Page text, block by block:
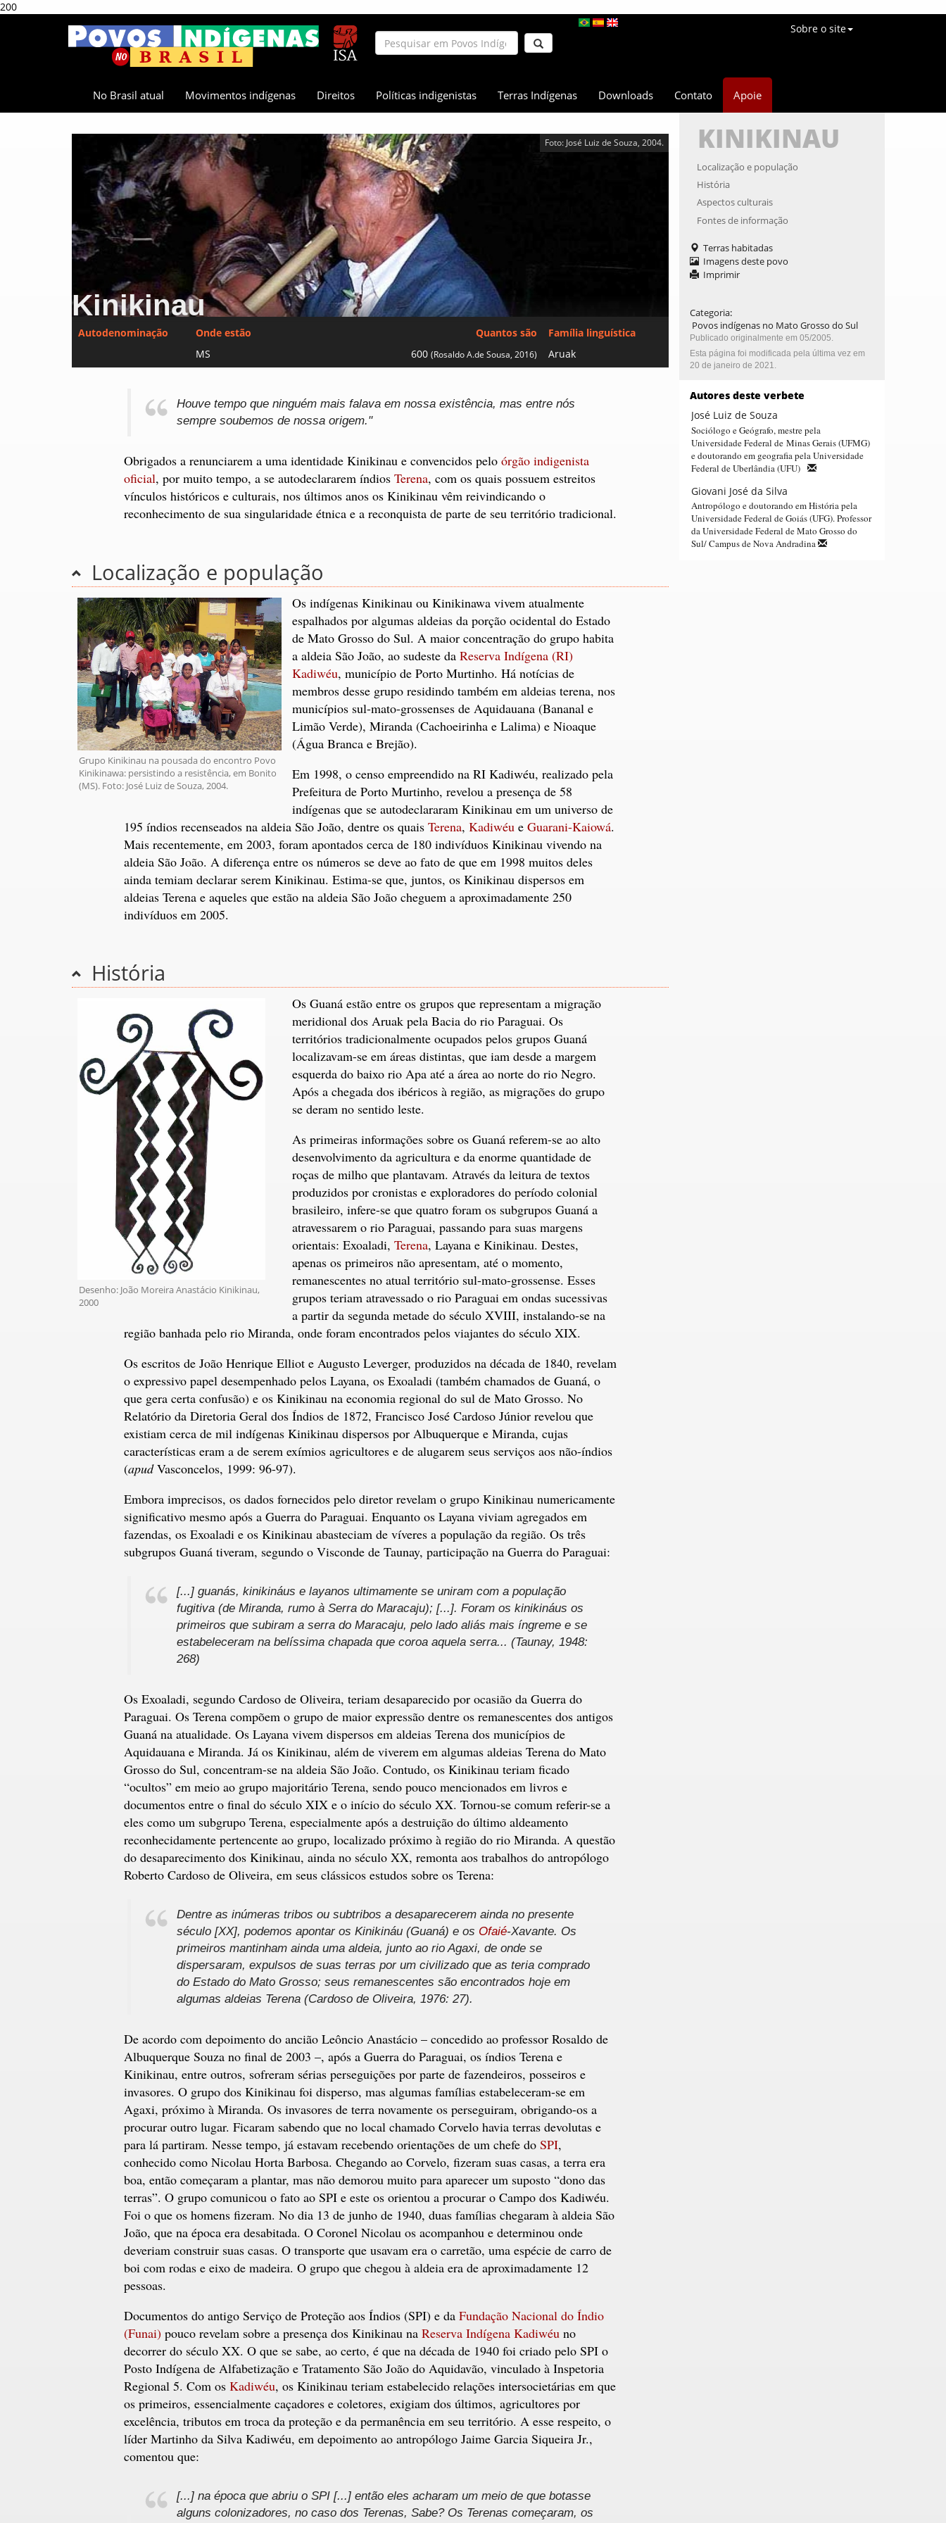
200
Sobre o site
No Brasil atual Movimentos indígenas Direitos Políticas indigenistas Terras Indígenas Downloads Contato Apoie
Foto: José Luiz de Souza, 2004.
Kinikinau
Autodenominação Onde estão
Quantos são
MS
600(Rosaldo A.de Sousa, 2016)
Família linguística
Aruak
Houve tempo que ninguém mais falava em nossa existência, mas entre nós
sempre soubemos de nossa origem."
Obrigados a renunciarem a uma identidade Kinikinau e convencidos pelo órgão indigenista
oficial, por muito tempo, a se autodeclararem índios Terena, com os quais possuem estreitos
vínculos históricos e culturais, nos últimos anos os Kinikinau vêm reivindicando o
reconhecimento de sua singularidade étnica e a reconquista de parte de seu território tradicional.
Localização e população
Grupo Kinikinau na pousada do encontro Povo
Kinikinawa: persistindo a resistência, em Bonito
(MS). Foto: José Luiz de Souza, 2004.
Os indígenas Kinikinau ou Kinikinawa vivem atualmente
espalhados por algumas aldeias da porção ocidental do Estado
de Mato Grosso do Sul. A maior concentração do grupo habita
a aldeia São João, ao sudeste da Reserva Indígena (RI)
Kadiwéu, município de Porto Murtinho. Há notícias de
membros desse grupo residindo também em aldeias terena, nos
municípios sul-mato-grossenses de Aquidauana (Bananal e
Limão Verde), Miranda (Cachoeirinha e Lalima) e Nioaque
(Água Branca e Brejão).
Em 1998, o censo empreendido na RI Kadiwéu, realizado pela
Prefeitura de Porto Murtinho, revelou a presença de 58
indígenas que se autodeclararam Kinikinau em um universo de
195 índios recenseados na aldeia São João, dentre os quais Terena, Kadiwéu e Guarani-Kaiowá.
Mais recentemente, em 2003, foram apontados cerca de 180 indivíduos Kinikinau vivendo na
aldeia São João. A diferença entre os números se deve ao fato de que em 1998 muitos deles
ainda temiam declarar serem Kinikinau. Estima-se que, juntos, os Kinikinau dispersos em
aldeias Terena e aqueles que estão na aldeia São João cheguem a aproximadamente 250
indivíduos em 2005.
História
Desenho: João Moreira Anastácio Kinikinau,
2000
Os Guaná estão entre os grupos que representam a migração
meridional dos Aruak pela Bacia do rio Paraguai. Os
territórios tradicionalmente ocupados pelos grupos Guaná
localizavam-se em áreas distintas, que iam desde a margem
esquerda do baixo rio Apa até a área ao norte do rio Negro.
Após a chegada dos ibéricos à região, as migrações do grupo
se deram no sentido leste.
As primeiras informações sobre os Guaná referem-se ao alto
desenvolvimento da agricultura e da enorme quantidade de
roças de milho que plantavam. Através da leitura de textos
produzidos por cronistas e exploradores do período colonial
brasileiro, infere-se que quatro foram os subgrupos Guaná a
atravessarem o rio Paraguai, passando para suas margens
orientais: Exoaladi, Terena, Layana e Kinikinau. Destes,
apenas os primeiros não apresentam, até o momento,
remanescentes no atual território sul-mato-grossense. Esses
grupos teriam atravessado o rio Paraguai em ondas sucessivas
a partir da segunda metade do século XVIII, instalando-se na
região banhada pelo rio Miranda, onde foram encontrados pelos viajantes do século XIX.
Os escritos de João Henrique Elliot e Augusto Leverger, produzidos na década de 1840, revelam
o expressivo papel desempenhado pelos Layana, os Exoaladi (também chamados de Guaná, o
que gera certa confusão) e os Kinikinau na economia regional do sul de Mato Grosso. No
Relatório da Diretoria Geral dos Índios de 1872, Francisco José Cardoso Júnior revelou que
existiam cerca de mil indígenas Kinikinau dispersos por Albuquerque e Miranda, cujas
características eram a de serem exímios agricultores e de alugarem seus serviços aos não-índios
(apudVasconcelos, 1999: 96-97).
Embora imprecisos, os dados fornecidos pelo diretor revelam o grupo Kinikinau numericamente
significativo mesmo após a Guerra do Paraguai. Enquanto os Layana viviam agregados em
fazendas, os Exoaladi e os Kinikinau abasteciam de víveres a população da região. Os três
subgrupos Guaná tiveram, segundo o Visconde de Taunay, participação na Guerra do Paraguai:
[...] guanás, kinikináus e layanos ultimamente se uniram com a população
fugitiva (de Miranda, rumo à Serra do Maracaju); [...]. Foram os kinikináus os
primeiros que subiram a serra do Maracaju, pelo lado aliás mais íngreme e se
estabeleceram na belíssima chapada que coroa aquela serra... (Taunay, 1948:
268)
Os Exoaladi, segundo Cardoso de Oliveira, teriam desaparecido por ocasião da Guerra do
Paraguai. Os Terena compõem o grupo de maior expressão dentre os remanescentes dos antigos
Guaná na atualidade. Os Layana vivem dispersos em aldeias Terena dos municípios de
Aquidauana e Miranda. Já os Kinikinau, além de viverem em algumas aldeias Terena do Mato
Grosso do Sul, concentram-se na aldeia São João. Contudo, os Kinikinau teriam ficado
“ocultos” em meio ao grupo majoritário Terena, sendo pouco mencionados em livros e
documentos entre o final do século XIX e o início do século XX. Tornou-se comum referir-se a
eles como um subgrupo Terena, especialmente após a destruição do último aldeamento
reconhecidamente pertencente ao grupo, localizado próximo à região do rio Miranda. A questão
do desaparecimento dos Kinikinau, ainda no século XX, remonta aos trabalhos do antropólogo
Roberto Cardoso de Oliveira, em seus clássicos estudos sobre os Terena:
Dentre as inúmeras tribos ou subtribos a desaparecerem ainda no presente
século [XX], podemos apontar os Kinikináu (Guaná) e os Ofaié-Xavante. Os
primeiros mantinham ainda uma aldeia, junto ao rio Agaxi, de onde se
dispersaram, expulsos de suas terras por um civilizado que as teria comprado
do Estado do Mato Grosso; seus remanescentes são encontrados hoje em
algumas aldeias Terena (Cardoso de Oliveira, 1976: 27).
De acordo com depoimento do ancião Leôncio Anastácio – concedido ao professor Rosaldo de
Albuquerque Souza no final de 2003 –, após a Guerra do Paraguai, os índios Terena e
Kinikinau, entre outros, sofreram sérias perseguições por parte de fazendeiros, posseiros e
invasores. O grupo dos Kinikinau foi disperso, mas algumas famílias estabeleceram-se em
Agaxi, próximo à Miranda. Os invasores de terra novamente os perseguiram, obrigando-os a
procurar outro lugar. Ficaram sabendo que no local chamado Corvelo havia terras devolutas e
para lá partiram. Nesse tempo, já estavam recebendo orientações de um chefe do SPI,
conhecido como Nicolau Horta Barbosa. Chegando ao Corvelo, fizeram suas casas, a terra era
boa, então começaram a plantar, mas não demorou muito para aparecer um suposto “dono das
terras”. O grupo comunicou o fato ao SPI e este os orientou a procurar o Campo dos Kadiwéu.
Foi o que os homens fizeram. No dia 13 de junho de 1940, duas famílias chegaram à aldeia São
João, que na época era desabitada. O Coronel Nicolau os acompanhou e determinou onde
deveriam construir suas casas. O transporte que usavam era o carretão, uma espécie de carro de
boi com rodas e eixo de madeira. O grupo que chegou à aldeia era de aproximadamente 12
pessoas.
Documentos do antigo Serviço de Proteção aos Índios (SPI) e da Fundação Nacional do Índio
(Funai) pouco revelam sobre a presença dos Kinikinau na Reserva Indígena Kadiwéuno
decorrer do século XX. O que se sabe, ao certo, é que na década de 1940 foi criado pelo SPI o
Posto Indígena de Alfabetização e Tratamento São João do Aquidavão, vinculado à Inspetoria
Regional 5. Com os Kadiwéu, os Kinikinau teriam estabelecido relações intersocietárias em que
os primeiros, essencialmente caçadores e coletores, exigiam dos últimos, agricultores por
excelência, tributos em troca da proteção e da permanência em seu território. A esse respeito, o
líder Martinho da Silva Kadiwéu, em depoimento ao antropólogo Jaime Garcia Siqueira Jr.,
comentou que:
[...] na época que abriu o SPI [...] então eles acharam um meio de que botasse
alguns colonizadores, no caso dos Terenas, Sabe? Os Terenas começaram, os
KINIKINAU
Localização e população
História
Aspectos culturais
Fontes de informação
Terras habitadas
Imagens deste povo
Imprimir
Categoria:
Povos indígenas no Mato Grosso do Sul
Publicado originalmente em 05/2005.
Esta página foi modificada pela última vez em
20 de janeiro de 2021.
Autores deste verbete
José Luiz de Souza
Sociólogo e Geógrafo, mestre pela
Universidade Federal de Minas Gerais (UFMG)
e doutorando em geografia pela Universidade
Federal de Uberlândia (UFU)
Giovani José da Silva
Antropólogo e doutorando em História pela
Universidade Federal de Goiás (UFG). Professor
da Universidade Federal de Mato Grosso do
Sul/ Campus de Nova Andradina